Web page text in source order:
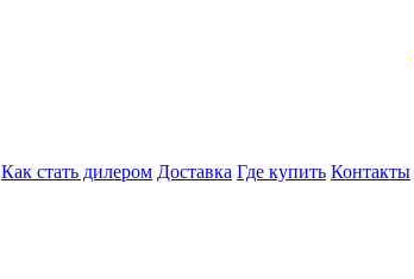
Как стать дилером Доставка Где купить Контакты